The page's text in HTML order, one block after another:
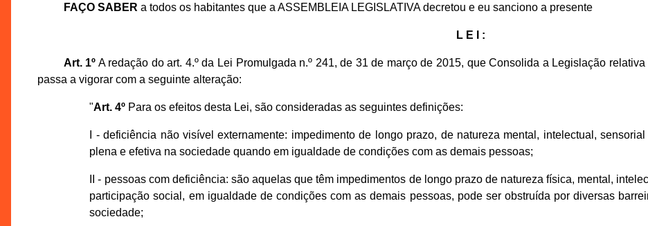
FAÇO SABER a todos os habitantes que a ASSEMBLEIA LEGISLATIVA decretou e eu sanciono a presente
L E I :
Art. 1º A redação do art. 4.º da Lei Promulgada n.º 241, de 31 de março de 2015, que Consolida a Legislação
passa a vigorar com a seguinte alteração:
"Art. 4º Para os efeitos desta Lei, são consideradas as seguintes definições:
I - deficiência não visível externamente: impedimento de longo prazo, de natureza mental, intelectual,
plena e efetiva na sociedade quando em igualdade de condições com as demais pessoas;
II - pessoas com deficiência: são aquelas que têm impedimentos de longo prazo de natureza física, mental,
participação social, em igualdade de condições com as demais pessoas, pode ser obstruída por diversas
sociedade;